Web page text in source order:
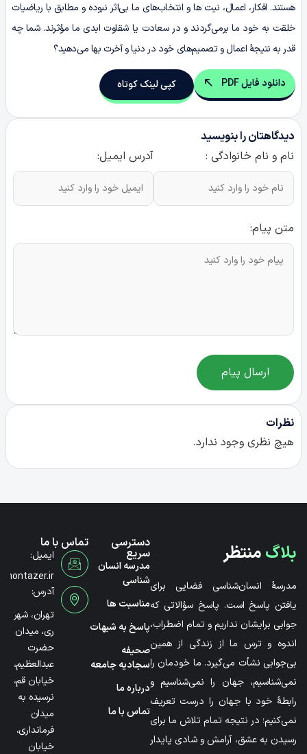
هستند. افکار، اعمال، نیت ‌ها و انتخاب‌های ما بی‌اثر نبوده و مطابق با ریاضیات
خلقت به خود ما برمی‌گردند و در سعادت یا شقاوت ابدی ما مؤثرند. شما چه
قدر به نتیجۀ اعمال و تصمیم‌های خود در دنیا و آخرت بها می‌دهید؟
دانلود فایل PDF کپی لینک کوتاه
دیدگاهتان را بنویسید
نام و نام خانوادگی :
آدرس ایمیل:
متن پیام:
ارسال پیام
نظرات
هیچ نظری وجود ندارد.
بلاگمنتظر
مدرسۀ انسان‌شناسی فضایی برای
یافتن پاسخ است. پاسخ سؤالاتی که
جوابی برایشان نداریم و تمام اضطراب،
اندوه و ترس ما از زندگی از همین
بی‌جوابی نشأت می‌گیرد. ما خودمان را
نمی‌شناسیم، جهان را نمی‌شناسیم و
رابطۀ خود با جهان را درست تعریف
نمی‌کنیم؛ در نتیجه تمام تلاش ما برای
رسیدن به عشق، آرامش و شادی پایدار
دسترسی
سریع
مدرسه انسان
شناسی
مناسبت ها
پاسخ به شبهات
صحیفه
سجادیه جامعه
درباره ما
تماس با ما
تماس با ما
ایمیل:
آدرس:
تهران، شهر
ری، میدان
حضرت
عبدالعظیم،
خیابان قم،
نرسیده به
میدان
فرمانداری،
خیابان